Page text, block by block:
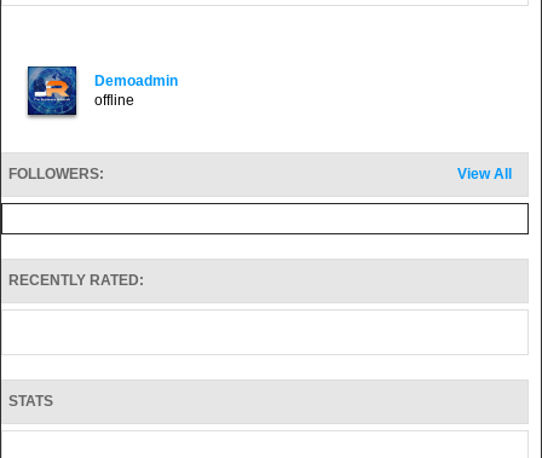
Demoadmin
offline
View All
FOLLOWERS:
RECENTLY RATED:
STATS